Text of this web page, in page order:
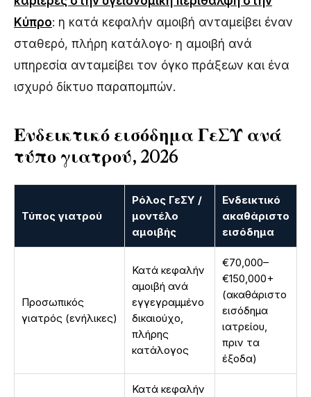
Κύπρο: η κατά κεφαλήν αμοιβή ανταμείβει έναν
σταθερό, πλήρη κατάλογο· η αμοιβή ανά
υπηρεσία ανταμείβει τον όγκο πράξεων και ένα
ισχυρό δίκτυο παραπομπών.
Ενδεικτικό εισόδημα ΓεΣΥ ανά
τύπο γιατρού, 2026
Τύπος γιατρού
Ρόλος ΓεΣΥ /
μοντέλο
αμοιβής
Ενδεικτικό
ακαθάριστο
εισόδημα
Προσωπικός
γιατρός (ενήλικες)
Κατά κεφαλήν
αμοιβή ανά
εγγεγραμμένο
δικαιούχο,
πλήρης
κατάλογος
€70,000–
€150,000+
(ακαθάριστο
εισόδημα
ιατρείου,
πριν τα
έξοδα)
Κατά κεφαλήν